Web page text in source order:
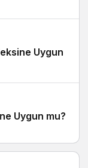
Uygun
Uygun mu?